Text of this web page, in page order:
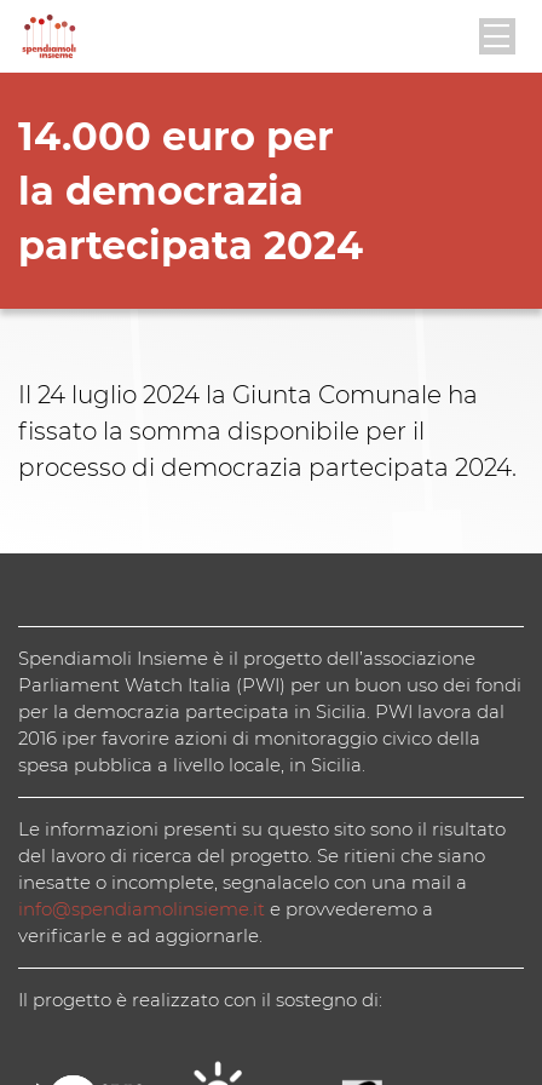
14.000 euro per
la democrazia
partecipata 2024
Il 24 luglio 2024 la Giunta Comunale ha
fissato la somma disponibile per il
processo di democrazia partecipata 2024.
Spendiamoli Insieme è il progetto dell’associazione
Parliament Watch Italia (PWI) per un buon uso dei fondi
per la democrazia partecipata in Sicilia. PWI lavora dal
2016 iper favorire azioni di monitoraggio civico della
spesa pubblica a livello locale, in Sicilia.
Le informazioni presenti su questo sito sono il risultato
del lavoro di ricerca del progetto. Se ritieni che siano
inesatte o incomplete, segnalacelo con una mail a
info@spendiamolinsieme.it e provvederemo a
verificarle e ad aggiornarle.
Il progetto è realizzato con il sostegno di: